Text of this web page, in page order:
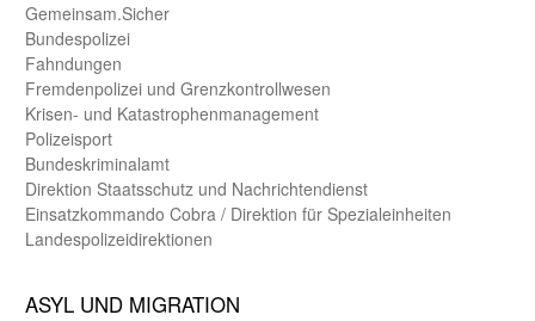
Gemein­sam.Sicher
Bundes­polizei
Fahndungen
Fremdenpolizei und Grenzkontrollwesen
Krisen- und Katastrophen­management
Polizeisport
Bundes­kriminal­amt
Direktion Staats­schutz und Nach­richten­dienst
Einsatz­kommando Cobra / Direktion für Spezialeinheiten
Landes­polizei­direk­tionen
ASYL UND MIGRA­TION